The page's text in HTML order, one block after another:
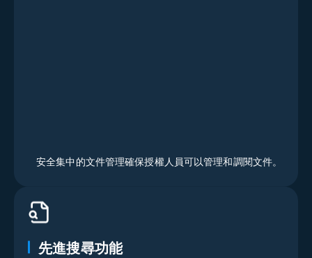
安全集中的文件管理確保授權人員可以管理和調閱文件。
先進搜尋功能